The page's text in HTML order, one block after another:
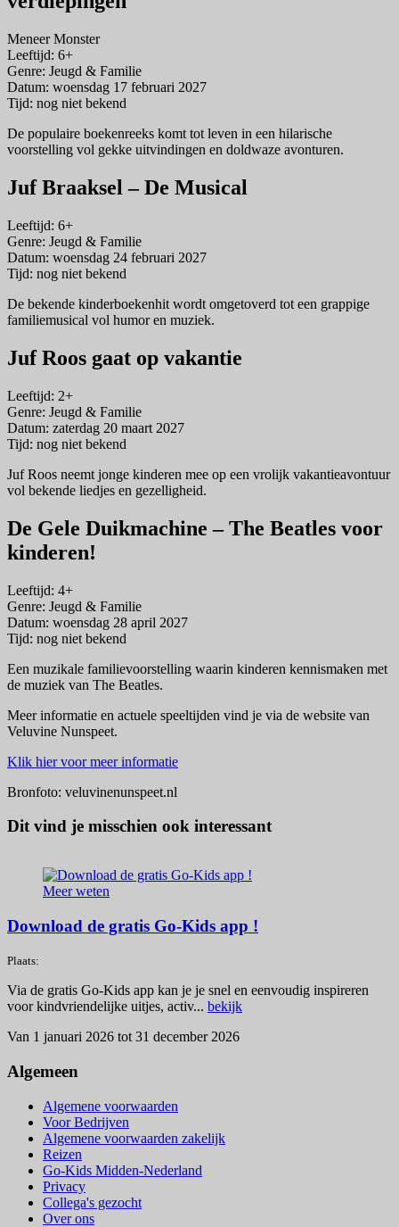
Meneer Monster
Leeftijd: 6+
Genre: Jeugd & Familie
Datum: woensdag 17 februari 2027
Tijd: nog niet bekend
De populaire boekenreeks komt tot leven in een hilarische
voorstelling vol gekke uitvindingen en doldwaze avonturen.
Juf Braaksel – De Musical
Leeftijd: 6+
Genre: Jeugd & Familie
Datum: woensdag 24 februari 2027
Tijd: nog niet bekend
De bekende kinderboekenhit wordt omgetoverd tot een grappige
familiemusical vol humor en muziek.
Juf Roos gaat op vakantie
Leeftijd: 2+
Genre: Jeugd & Familie
Datum: zaterdag 20 maart 2027
Tijd: nog niet bekend
Juf Roos neemt jonge kinderen mee op een vrolijk vakantieavontuur
vol bekende liedjes en gezelligheid.
De Gele Duikmachine – The Beatles voor
kinderen!
Leeftijd: 4+
Genre: Jeugd & Familie
Datum: woensdag 28 april 2027
Tijd: nog niet bekend
Een muzikale familievoorstelling waarin kinderen kennismaken met
de muziek van The Beatles.
Meer informatie en actuele speeltijden vind je via de website van
Veluvine Nunspeet.
Klik hier voor meer informatie
Bronfoto: veluvinenunspeet.nl
Dit vind je misschien ook interessant
Meer weten
Download de gratis Go-Kids app !
Plaats:
Via de gratis Go-Kids app kan je je snel en eenvoudig inspireren
voor kindvriendelijke uitjes, activ... bekijk
Van 1 januari 2026 tot 31 december 2026
Algemeen
Algemene voorwaarden
Voor Bedrijven
Algemene voorwaarden zakelijk
Reizen
Go-Kids Midden-Nederland
Privacy
Collega's gezocht
Over ons